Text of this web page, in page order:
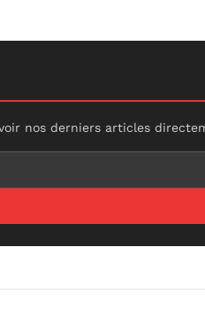
nos derniers articles